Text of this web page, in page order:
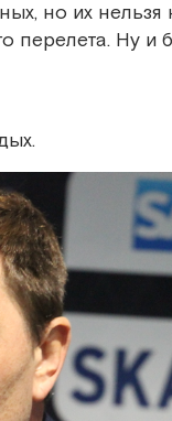
но их нельзя
перелета. Ну и